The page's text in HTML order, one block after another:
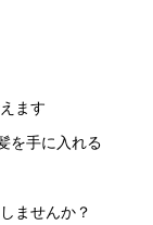
ます
を手に入れる
ませんか？